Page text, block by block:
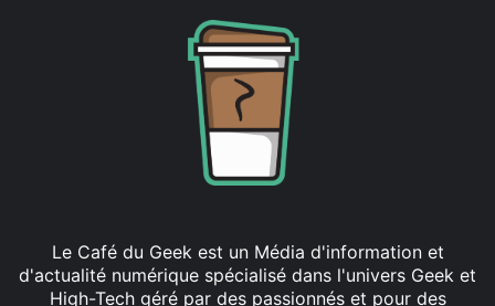
Le Café du Geek est un Média d'information et
d'actualité numérique spécialisé dans l'univers Geek et
High-Tech géré par des passionnés et pour des